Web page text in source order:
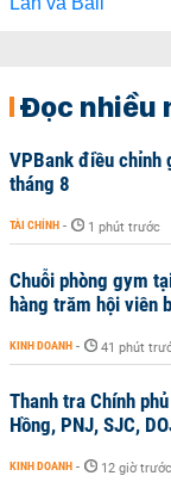
Đọc nhiều
VPBank điều chỉnh
tháng 8
TÀI CHÍNH - 1 phút trước
Chuỗi phòng gym
hàng trăm hội viên
KINH DOANH - 41 phút
Thanh tra Chính
Hồng, PNJ, SJC,
KINH DOANH - 12 giờ trước